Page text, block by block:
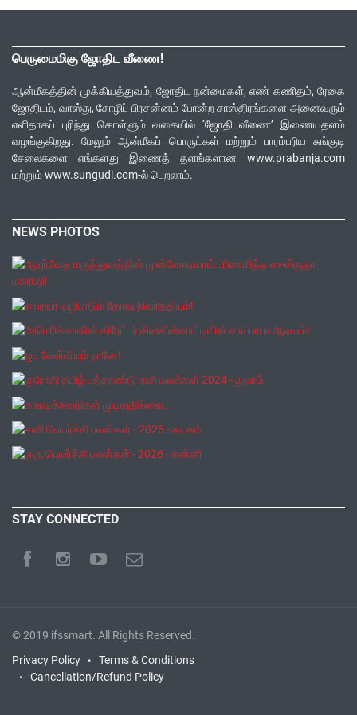
பெருமைமிகு ஜோதிட வீணை!
ஆன்மீகத்தின் முக்கியத்துவம், ஜோதிட நன்மைகள், எண் கணிதம், ரேகை
ஜோதிடம், வாஸ்து, சோழிப் பிரசன்னம் போன்ற சாஸ்திரங்களை அனைவரும்
எளிதாகப் புரிந்து கொள்ளும் வகையில் ‘ஜோதிடவீணை’ இணையதளம்
வழங்குகிறது. மேலும் ஆன்மீகப் பொருட்கள் மற்றும் பாரம்பரிய சுங்குடி
சேலைகளை எங்களது இணைத் தளங்களான www.prabanja.com
மற்றும் www.sungudi.com-ல் பெறலாம்.
NEWS PHOTOS
STAY CONNECTED
© 2019 ifssmart. All Rights Reserved.
Privacy Policy
Terms & Conditions
Cancellation/Refund Policy